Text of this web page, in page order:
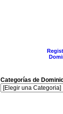
Categorías de